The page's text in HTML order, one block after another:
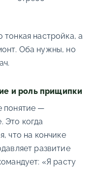
настройка, а
Оба нужны, но
и роль прищипки
понятие —
Это когда
что на кончике
развитие
«Я расту